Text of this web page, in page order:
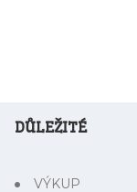
DŮLEŽITÉ
VÝKUP